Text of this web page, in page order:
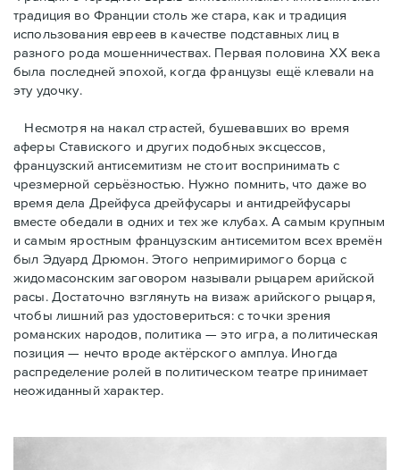
традиция во Франции столь же стара, как и традиция
использования евреев в качестве подставных лиц в
разного рода мошенничествах. Первая половина ХХ века
была последней эпохой, когда французы ещё клевали на
эту удочку.
Несмотря на накал страстей, бушевавших во время
аферы Ставиского и других подобных эксцессов,
французский антисемитизм не стоит воспринимать с
чрезмерной серьёзностью. Нужно помнить, что даже во
время дела Дрейфуса дрейфусары и антидрейфусары
вместе обедали в одних и тех же клубах. А самым крупным
и самым яростным французским антисемитом всех времён
был Эдуард Дрюмон. Этого непримиримого борца с
жидомасонским заговором называли рыцарем арийской
расы. Достаточно взглянуть на визаж арийского рыцаря,
чтобы лишний раз удостовериться: с точки зрения
романских народов, политика — это игра, а политическая
позиция — нечто вроде актёрского амплуа. Иногда
распределение ролей в политическом театре принимает
неожиданный характер.